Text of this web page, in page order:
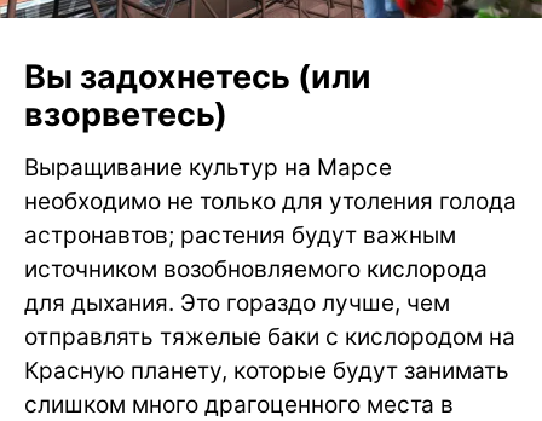
Вы задохнетесь (или
взорветесь)
Выращивание культур на Марсе
необходимо не только для утоления голода
астронавтов; растения будут важным
источником возобновляемого кислорода
для дыхания. Это гораздо лучше, чем
отправлять тяжелые баки с кислородом на
Красную планету, которые будут занимать
слишком много драгоценного места в